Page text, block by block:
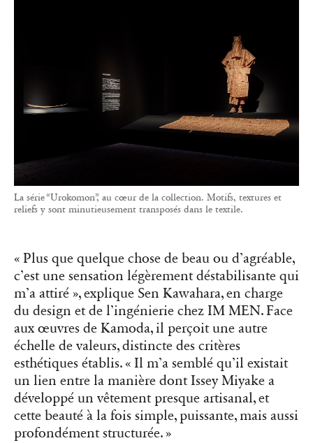
La série “Urokomon”, au cœur de la collection. Motifs, textures et
reliefs y sont minutieusement transposés dans le textile.
« Plus que quelque chose de beau ou d’agréable,
c’est une sensation légèrement déstabilisante qui
m’a attiré », explique Sen Kawahara, en charge
du design et de l’ingénierie chez IM MEN. Face
aux œuvres de Kamoda, il perçoit une autre
échelle de valeurs, distincte des critères
esthétiques établis. « Il m’a semblé qu’il existait
un lien entre la manière dont Issey Miyake a
développé un vêtement presque artisanal, et
cette beauté à la fois simple, puissante, mais aussi
profondément structurée. »